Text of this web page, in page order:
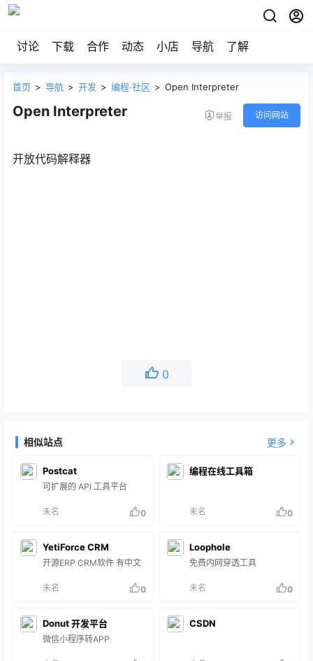
讨论 下载 合作 动态 小店 导航 了解
首页 > 导航 > 开发 > 编程·社区 > Open Interpreter
Open Interpreter 举报 访问网站
开放代码解释器
0
相似站点 更多
Postcat
可扩展的 API 工具平台
未名 0
编程在线工具箱
未名 0
YetiForce CRM
开源ERP CRM软件 有中文
未名 0
Loophole
免费内网穿透工具
未名 0
Donut 开发平台
微信小程序转APP
CSDN